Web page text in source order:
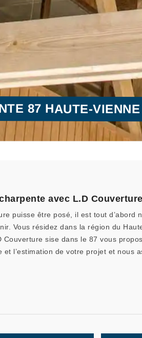
87 HAUTE-VIENNE
avec L.D Couverture
puisse être posé, il est tout
Vous résidez dans la région du
Couverture sise dans le 87 vous
et l’estimation de votre projet et